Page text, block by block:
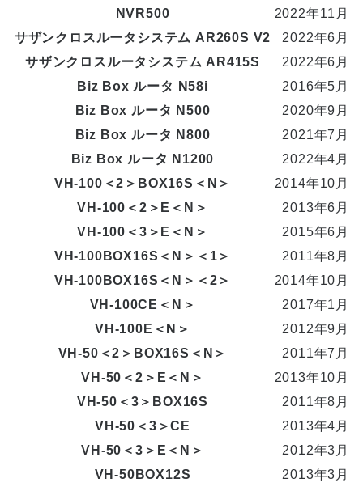
NVR500
2022年11月
サザンクロスルータシステム AR260S V2
2022年6月
サザンクロスルータシステム AR415S
2022年6月
Biz Box ルータ N58i
2016年5月
Biz Box ルータ N500
2020年9月
Biz Box ルータ N800
2021年7月
Biz Box ルータ N1200
2022年4月
VH-100＜2＞BOX16S＜N＞
2014年10月
VH-100＜2＞E＜N＞
2013年6月
VH-100＜3＞E＜N＞
2015年6月
VH-100BOX16S＜N＞＜1＞
2011年8月
VH-100BOX16S＜N＞＜2＞
2014年10月
VH-100CE＜N＞
2017年1月
VH-100E＜N＞
2012年9月
VH-50＜2＞BOX16S＜N＞
2011年7月
VH-50＜2＞E＜N＞
2013年10月
VH-50＜3＞BOX16S
2011年8月
VH-50＜3＞CE
2013年4月
VH-50＜3＞E＜N＞
2012年3月
VH-50BOX12S
2013年3月